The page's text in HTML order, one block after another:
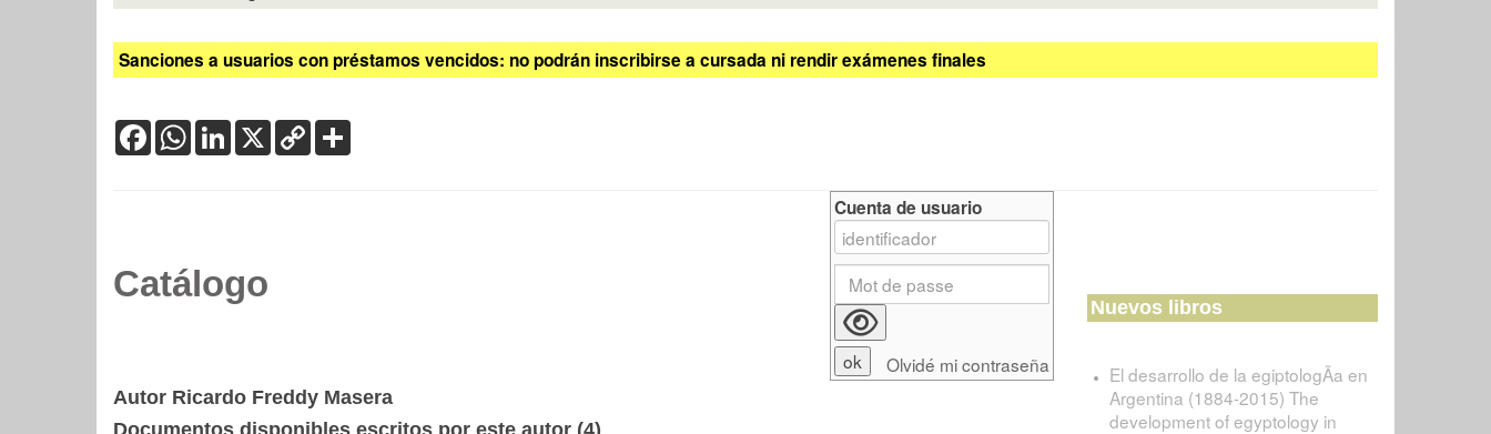
Sanciones a usuarios con préstamos vencidos: no podrán inscribirse a cursada ni rendir exámenes finales
FacebookWhatsApp
LinkedIn
X Copy
Link
Catálogo
Autor Ricardo Freddy Masera
Documentos disponibles escritos por este autor (4)
Cuenta de usuario
Olvidé mi contraseña
Nuevos libros
El desarrollo de la egiptologÃ­a en
Argentina (1884-2015) The
development of egyptology in